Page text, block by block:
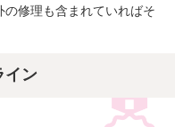
の修理も含まれていればそ
イン